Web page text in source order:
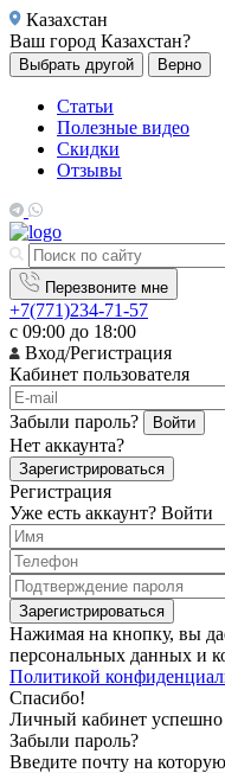
Казахстан
Ваш город Казахстан?
Выбрать другой Верно
Статьи
Полезные видео
Скидки
Отзывы
Перезвоните мне
+7(771)234-71-57
с 09:00 до 18:00
Вход/Регистрация
Кабинет пользователя
Забыли пароль? Войти
Нет аккаунта?
Зарегистрироваться
Регистрация
Уже есть аккаунт? Войти
Зарегистрироваться
Нажимая на кнопку, вы
персональных данных и
Политикой
Спасибо!
Личный кабинет успешно
Забыли пароль?
Введите почту на